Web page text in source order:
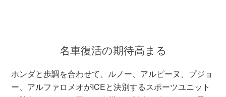
名車復活の期待高まる
ホンダと歩調を合わせて、ルノー、アルピーヌ、プジョ
ー、アルファロメオがICEと決別するスポーツユニット